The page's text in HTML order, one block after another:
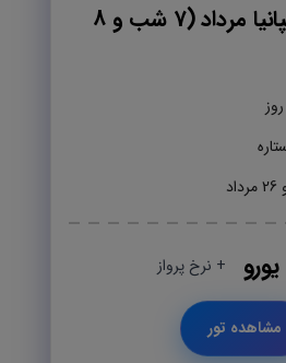
+ نرخ پرواز
مشاهده تور
تور فرانسه - اسپانیا مرداد (7 شب و 8